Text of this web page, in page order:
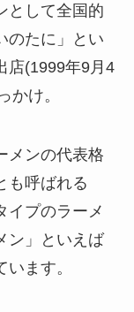
として全国的
のたに」とい
店(1999年9月4
かけ。
メンの代表格
も呼ばれる
イプのラーメ
ン」といえば
ます。